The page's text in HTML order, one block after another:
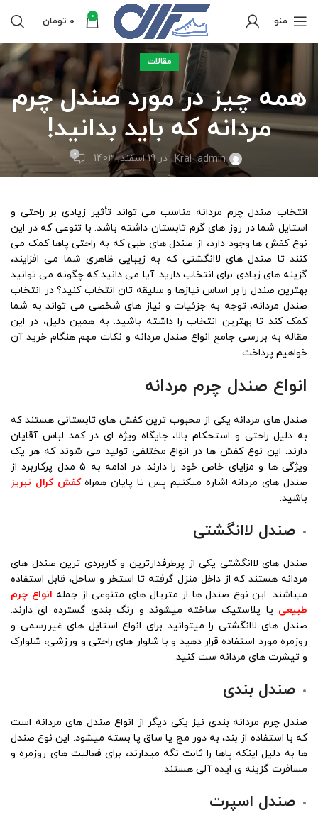
منو 0
0 تومان
مقالات
همه چیز در مورد صندل چرم
مردانه که باید بدانید!
Kral_admin در 19 اسفند, 1403 0
انتخاب صندل چرم مردانه مناسب می‌ تواند تأثیر زیادی بر راحتی و
استایل شما در روز های گرم تابستان داشته باشد. با تنوعی که در این
نوع کفش ها وجود دارد، از صندل‌ های طبی که به راحتی پاها کمک می
‌کنند تا صندل‌ های لاانگشتی که به زیبایی ظاهری شما می ‌افزایند،
گزینه ‌های زیادی برای انتخاب دارید. آیا می ‌دانید که چگونه می ‌توانید
بهترین صندل را بر اساس نیازها و سلیقه ‌تان انتخاب کنید؟ در انتخاب
صندل مردانه، توجه به جزئیات و نیاز های شخصی می‌ تواند به شما
کمک کند تا بهترین انتخاب را داشته باشید. به همین دلیل، در این
مقاله به بررسی جامع انواع صندل مردانه و نکات مهم هنگام خرید آن
خواهیم پرداخت.
انواع صندل چرم مردانه
صندل های مردانه یکی از محبوب ‌ترین کفش ‌های تابستانی هستند که
به دلیل راحتی و استحکام بالا، جایگاه ویژه ‌ای در کمد لباس آقایان
دارند. این نوع کفش ها در انواع مختلفی تولید می‌ شوند که هر یک
ویژگی ‌ها و مزایای خاص خود را دارند. در ادامه به 5 مدل پرکاربرد از
صندل های مردانه اشاره میکنیم پس تا پایان همراهکفش کرال تبریز
باشید.
صندل لاانگشتی
صندل های لاانگشتی یکی از پرطرفدارترین و کاربردی ترین صندل های
مردانه هستند که از داخل منزل گرفته تا استخر و ساحل، قابل استفاده
میباشند. این نوع صندل ها از متریال های متنوعی از جمله انواع چرم
طبیعی یا پلاستیک ساخته میشوند و رنگ بندی گسترده ای دارند.
صندل های لاانگشتی را میتوانید برای انواع استایل های غیررسمی و
روزمره مورد استفاده قرار دهید و با شلوار های راحتی و ورزشی، شلوارک
و تیشرت های مردانه ست کنید.
صندل بندی
صندل چرم مردانه بندی نیز یکی دیگر از انواع صندل های مردانه است
که با استفاده از بند، به دور مچ یا ساق پا بسته میشود. این نوع صندل
ها به دلیل اینکه پاها را ثابت نگه میدارند، برای فعالیت های روزمره و
مسافرت گزینه ی ایده آلی هستند.
صندل اسپرت